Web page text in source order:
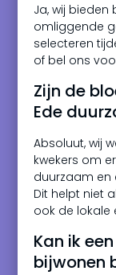
Ja, wij bieden
omliggende
selecteren
of bel ons
Zijn de
Ede
Absoluut, wij
kwekers om
duurzaam en
Dit helpt niet
ook de lokale
Kan ik
bijwonen